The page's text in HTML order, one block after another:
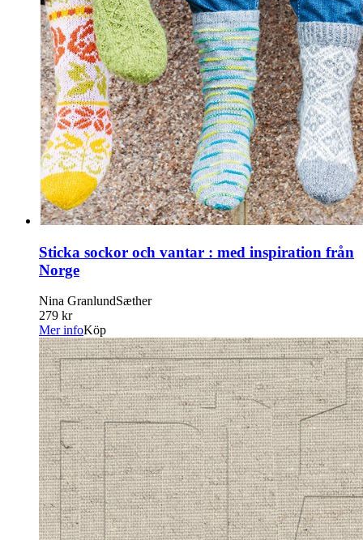
Sticka sockor och vantar : med inspiration från
Norge
Nina GranlundSæther
279 kr
Mer infoKöp